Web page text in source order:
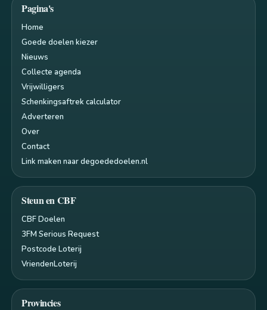
Pagina's
Home
Goede doelen kiezer
Nieuws
Collecte agenda
Vrijwilligers
Schenkingsaftrek calculator
Adverteren
Over
Contact
Link maken naar degoededoelen.nl
Steun en CBF
CBF Doelen
3FM Serious Request
Postcode Loterij
VriendenLoterij
Provincies